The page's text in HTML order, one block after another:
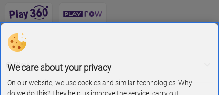
O Play
We care about your privacy
On our website, we use cookies and similar technologies. Why
do we do this? They help us improve the service, carry out